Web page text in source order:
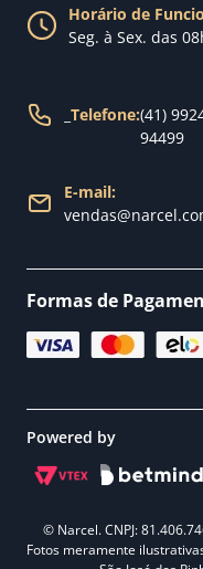
Nossa loja
Política de Trocas
Política de Entrega
Horário de
Seg. à Sex. das
Telefone:(41)
94499
E-mail:
Formas de
Powered by
© Narcel. CNPJ:
Fotos meramente